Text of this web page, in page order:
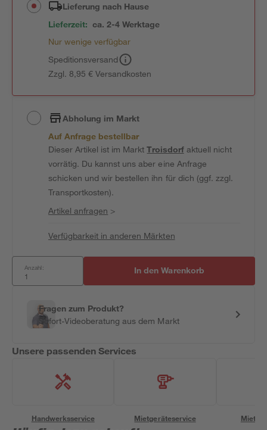
Lieferung nach Hause
Lieferzeit: ca. 2-4 Werktage
Nur wenige verfügbar
Speditionsversand
Zzgl. 8,95 € Versandkosten
Abholung im Markt
Auf Anfrage bestellbar
Dieser Artikel ist im MarktTroisdorfaktuell nicht
vorrätig. Du kannst uns aber eine Anfrage
schicken und wir bestellen ihn für dich (ggf. zzgl.
Transportkosten).
Artikel anfragen >
Verfügbarkeit in anderen Märkten
Anzahl: In den Warenkorb
Fragen zum Produkt?
Sofort-Videoberatung aus dem Markt
Unsere passenden Services
Handwerksservice Mietgeräteservice